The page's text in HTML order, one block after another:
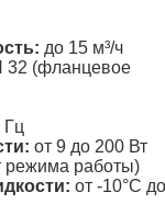
до 15 м³/ч
32 (фланцевое
Гц
от 9 до 200 Вт
режима работы)
от -10°C до